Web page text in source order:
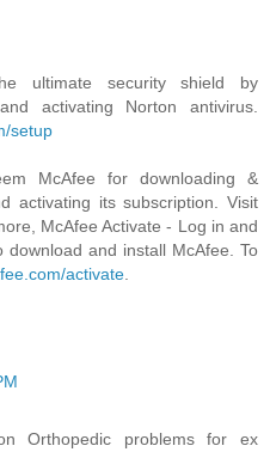
ultimate security shield by
activating Norton antivirus.
setup
McAfee for downloading &
activating its subscription. Visit
McAfee Activate - Log in and
and install McAfee. To
activate.
Orthopedic problems for ex